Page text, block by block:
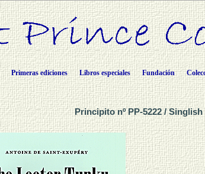
Primeras ediciones Libros especiales Fundación
Principito nº PP-5222 / Singlish